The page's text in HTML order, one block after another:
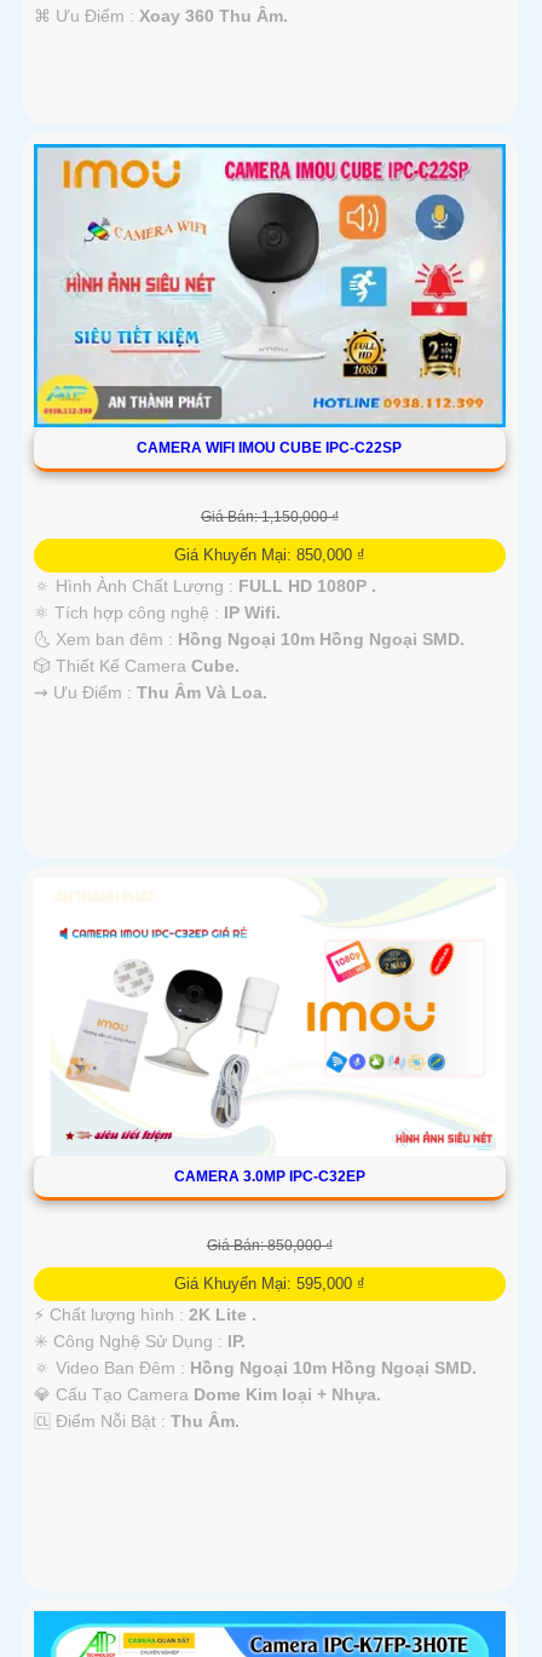
️⌘ Ưu Điểm : Xoay 360 Thu Âm.
CAMERA WIFI IMOU CUBE IPC-C22SP
Giá Bán: 1,150,000 ₫
Giá Khuyến Mại: 850,000 ₫
🔅 Hình Ành Chất Lượng : FULL HD 1080P .
⚛️ Tích hợp công nghệ : IP Wifi.
🌜 Xem ban đêm : Hồng Ngoại 10m Hồng Ngoại SMD.
🎲 Thiết Kế Camera Cube.
️⇝ Ưu Điểm : Thu Âm Và Loa.
CAMERA 3.0MP IPC-C32EP
Giá Bán: 850,000 ₫
Giá Khuyến Mại: 595,000 ₫
️⚡ Chất lượng hình : 2K Lite .
✳️ Công Nghệ Sử Dụng : IP.
🔅 Video Ban Đêm : Hồng Ngoại 10m Hồng Ngoại SMD.
💎 Cấu Tạo Camera Dome Kim loại + Nhựa.
️🆑 Điểm Nỗi Bật : Thu Âm.